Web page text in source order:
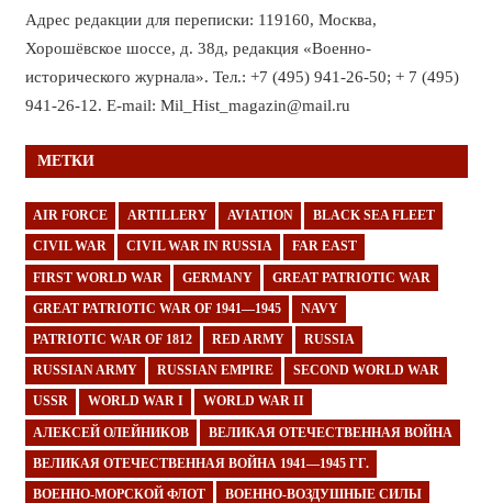
Адрес редакции для переписки: 119160, Москва,
Хорошёвское шоссе, д. 38д, редакция «Военно-
исторического журнала». Тел.: +7 (495) 941-26-50; + 7 (495)
941-26-12. E-mail: Mil_Hist_magazin@mail.ru
МЕТКИ
AIR FORCE ARTILLERY AVIATION BLACK SEA FLEET
CIVIL WAR CIVIL WAR IN RUSSIA FAR EAST
FIRST WORLD WAR GERMANY GREAT PATRIOTIC WAR
GREAT PATRIOTIC WAR OF 1941—1945 NAVY
PATRIOTIC WAR OF 1812 RED ARMY RUSSIA
RUSSIAN ARMY RUSSIAN EMPIRE SECOND WORLD WAR
USSR WORLD WAR I WORLD WAR II
АЛЕКСЕЙ ОЛЕЙНИКОВ ВЕЛИКАЯ ОТЕЧЕСТВЕННАЯ ВОЙНА
ВЕЛИКАЯ ОТЕЧЕСТВЕННАЯ ВОЙНА 1941—1945 ГГ.
ВОЕННО-МОРСКОЙ ФЛОТ ВОЕННО-ВОЗДУШНЫЕ СИЛЫ